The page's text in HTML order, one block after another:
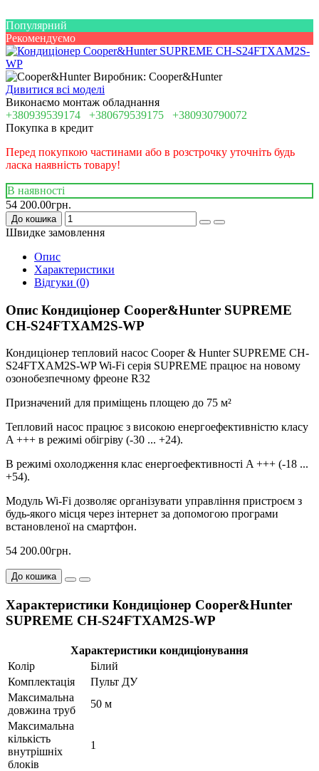
Популярний
Рекомендуємо
Виробник: Cooper&Hunter
Дивитися всі моделі
Виконаємо монтаж обладнання
+380939539174 +380679539175 +380930790072
Покупка в кредит
Перед покупкою частинами або в розстрочку уточніть будь
ласка наявність товару!
В наявності
54 200.00грн.
До кошика
Швидке замовлення
Опис
Характеристики
Відгуки (0)
Опис Кондиціонер Cooper&Hunter SUPREME
CH-S24FTXAM2S-WP
Кондиціонер тепловий насос Cooper & Hunter SUPREME CH-
S24FTXAM2S-WP Wi-Fi серія SUPREME працює на новому
озонобезпечному фреоне R32
Призначений для приміщень площею до 75 м²
Тепловий насос працює з високою енергоефективністю класу
A +++ в режимі обігріву (-30 ... +24).
В режимі охолодження клас енергоефективності A +++ (-18 ...
+54).
Модуль Wi-Fi дозволяє організувати управління пристроєм з
будь-якого місця через інтернет за допомогою програми
встановленої на смартфон.
54 200.00грн.
До кошика
Характеристики Кондиціонер Cooper&Hunter
SUPREME CH-S24FTXAM2S-WP
Характеристики кондиціонування
Колір
Білий
Комплектація
Пульт ДУ
Максимальна
довжина труб
50 м
Максимальна
кількість
внутрішніх
блоків
1